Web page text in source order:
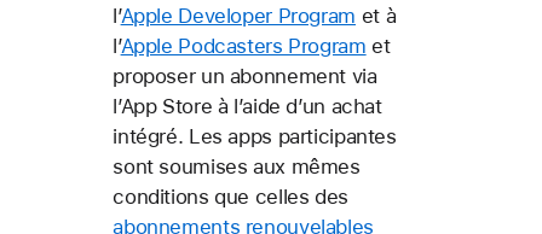
l’Apple Developer Program et à
l’Apple Podcasters Program et
proposer un abonnement via
l’App Store à l’aide d’un achat
intégré. Les apps participantes
sont soumises aux mêmes
conditions que celles des
abonnements renouvelables